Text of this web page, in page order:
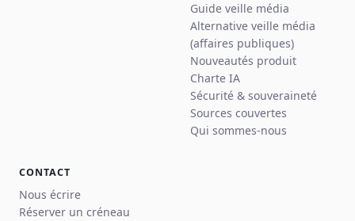
Guide veille média
Alternative veille média
(affaires publiques)
Nouveautés produit
Charte IA
Sécurité & souveraineté
Sources couvertes
Qui sommes-nous
CONTACT
Nous écrire
Réserver un créneau